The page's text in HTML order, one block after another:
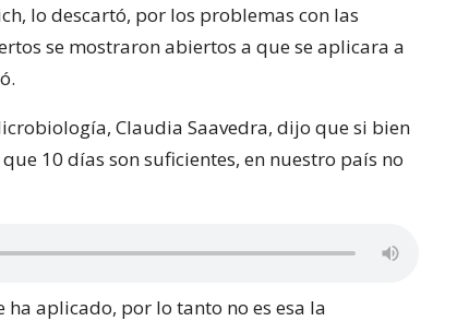
lo descartó, por los problemas con las
se mostraron abiertos a que se aplicara a
Claudia Saavedra, dijo que si bien
10 días son suficientes, en nuestro país no
ha aplicado, por lo tanto no es esa la